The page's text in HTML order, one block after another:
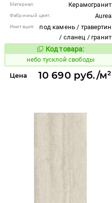
Материал: Керамогранит
Фабричный цвет: Aurea
Имитация:
под камень / травертин
/ сланец / гранит
Код товара:
1122710 Код товара:
небо тусклой свободы
Цена 10 690 руб./м²